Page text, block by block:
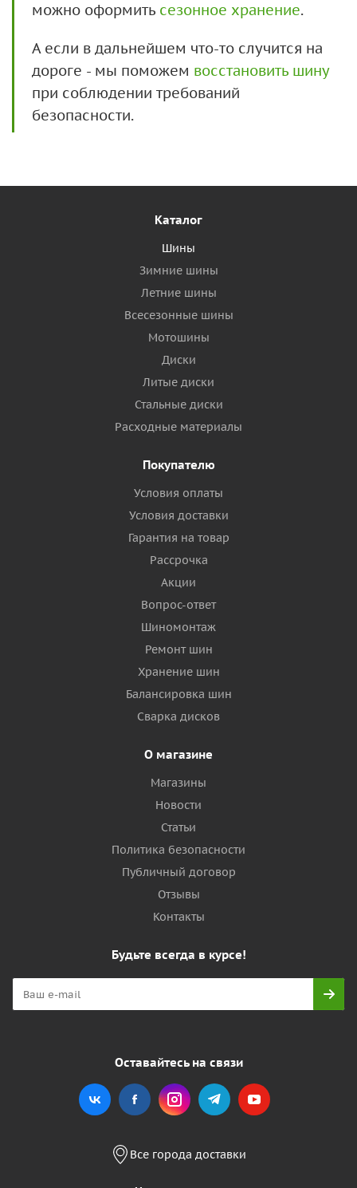
можно оформить сезонное хранение.
А если в дальнейшем что-то случится на
дороге - мы поможем восстановить шину
при соблюдении требований
безопасности.
Каталог
Шины
Зимние шины
Летние шины
Всесезонные шины
Мотошины
Диски
Литые диски
Стальные диски
Расходные материалы
Покупателю
Условия оплаты
Условия доставки
Гарантия на товар
Рассрочка
Акции
Вопрос-ответ
Шиномонтаж
Ремонт шин
Хранение шин
Балансировка шин
Сварка дисков
О магазине
Магазины
Новости
Статьи
Политика безопасности
Публичный договор
Отзывы
Контакты
Будьте всегда в курсе!
Оставайтесь на связи
Все города доставки